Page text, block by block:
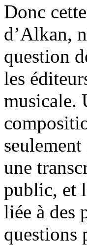
Donc
d’Alkan,
question
les
musicale.
une
public, et
liée à des
questions